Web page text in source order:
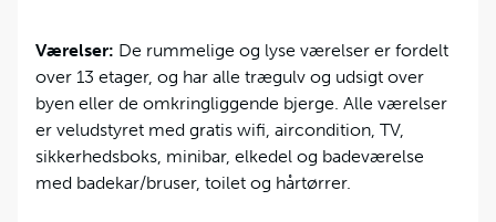
Værelser: De rummelige og lyse værelser er fordelt
over 13 etager, og har alle trægulv og udsigt over
byen eller de omkringliggende bjerge. Alle værelser
er veludstyret med gratis wifi, aircondition, TV,
sikkerhedsboks, minibar, elkedel og badeværelse
med badekar/bruser, toilet og hårtørrer.